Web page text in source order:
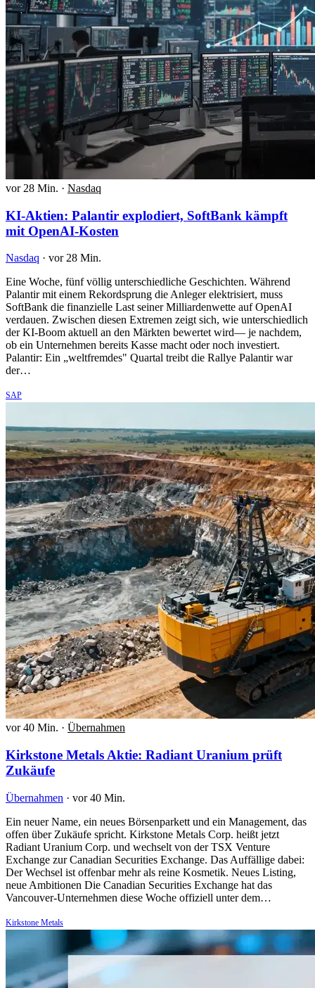
vor 28 Min. · Nasdaq
KI-Aktien: Palantir explodiert, SoftBank kämpft
mit OpenAI-Kosten
Nasdaq · vor 28 Min.
Eine Woche, fünf völlig unterschiedliche Geschichten. Während
Palantir mit einem Rekordsprung die Anleger elektrisiert, muss
SoftBank die finanzielle Last seiner Milliardenwette auf OpenAI
verdauen. Zwischen diesen Extremen zeigt sich, wie unterschiedlich
der KI-Boom aktuell an den Märkten bewertet wird— je nachdem,
ob ein Unternehmen bereits Kasse macht oder noch investiert.
Palantir: Ein „weltfremdes" Quartal treibt die Rallye Palantir war
der…
SAP
vor 40 Min. · Übernahmen
Kirkstone Metals Aktie: Radiant Uranium prüft
Zukäufe
Übernahmen · vor 40 Min.
Ein neuer Name, ein neues Börsenparkett und ein Management, das
offen über Zukäufe spricht. Kirkstone Metals Corp. heißt jetzt
Radiant Uranium Corp. und wechselt von der TSX Venture
Exchange zur Canadian Securities Exchange. Das Auffällige dabei:
Der Wechsel ist offenbar mehr als reine Kosmetik. Neues Listing,
neue Ambitionen Die Canadian Securities Exchange hat das
Vancouver-Unternehmen diese Woche offiziell unter dem…
Kirkstone Metals